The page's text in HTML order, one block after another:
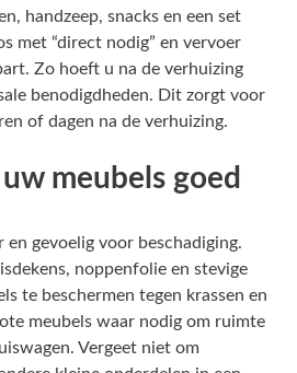
handzeep, snacks en een set
met “direct nodig” en vervoer
Zo hoeft u na de verhuizing
benodigdheden. Dit zorgt voor
of dagen na de verhuizing.
meubels goed
en gevoelig voor beschadiging.
noppenfolie en stevige
te beschermen tegen krassen en
meubels waar nodig om ruimte
Vergeet niet om